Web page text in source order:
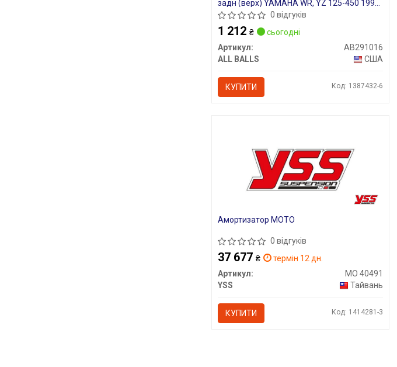
задн (верх) YAMAHA WR, YZ 125-450 1998-
2018
0 відгуків
1 212 ₴
сьогодні
Артикул:
AB291016
ALL BALLS
США
КУПИТИ Код: 1387432-6
Амортизатор МОТО
0 відгуків
37 677 ₴
термін 12 дн.
Артикул:
MO 40491
YSS
Тайвань
КУПИТИ Код: 1414281-3